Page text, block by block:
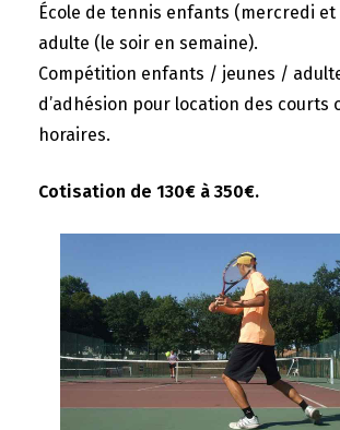
École de tennis enfants (mercredi et
adulte (le soir en semaine).
Compétition enfants / jeunes /
d’adhésion pour location des courts
horaires.
Cotisation de 130€ à 350€.